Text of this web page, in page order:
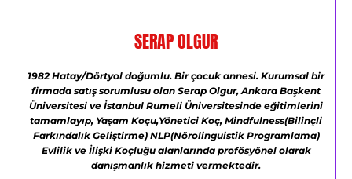
SERAP OLGUR
1982 Hatay/Dörtyol doğumlu. Bir çocuk annesi. Kurumsal bir
firmada satış sorumlusu olan Serap Olgur,Ankara Başkent
Üniversitesi ve İstanbul Rumeli Üniversitesinde eğitimlerini
tamamlayıp, Yaşam Koçu,Yönetici Koç, Mindfulness(Bilinçli
Farkındalık Geliştirme) NLP(Nörolinguistik Programlama)
Evlilik ve İlişki Koçluğu alanlarında profösyönel olarak
danışmanlık hizmeti vermektedir.